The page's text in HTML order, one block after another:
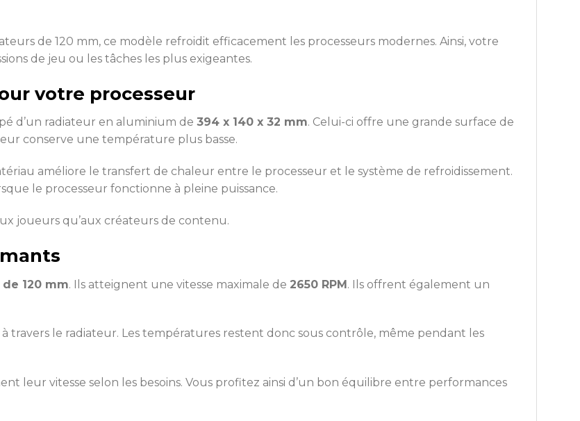
de 120 mm, ce modèle refroidit efficacement les processeurs modernes. Ainsi, votre
de jeu ou les tâches les plus exigeantes.
votre processeur
d’un radiateur en aluminium de 394 x 140 x 32 mm. Celui-ci offre une grande surface de
conserve une température plus basse.
améliore le transfert de chaleur entre le processeur et le système de refroidissement.
le processeur fonctionne à pleine puissance.
joueurs qu’aux créateurs de contenu.
120 mm. Ils atteignent une vitesse maximale de 2650 RPM. Ils offrent également un
travers le radiateur. Les températures restent donc sous contrôle, même pendant les
leur vitesse selon les besoins. Vous profitez ainsi d’un bon équilibre entre performances